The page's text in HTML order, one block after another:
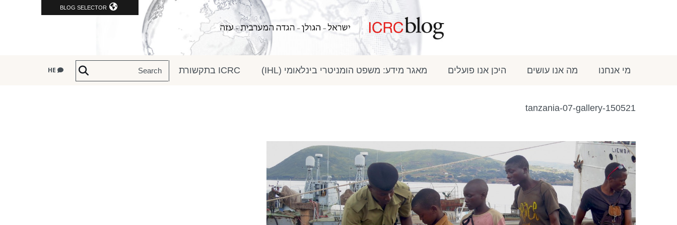
BLOG SELECTOR
מי אנחנו מה אנו עושים היכן אנו פועלים מאגר מידע: משפט הומניטרי בינלאומי (IHL) ICRC בתקשורת
tanzania-07-gallery-150521